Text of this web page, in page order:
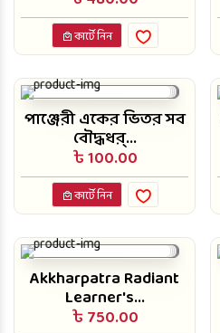
কার্টে নিন
পাঞ্জেরী একের ভিতর সব
বৌদ্ধধর্...
৳ 100.00
কার্টে নিন
Akkharpatra Radiant
Learner's...
৳ 750.00